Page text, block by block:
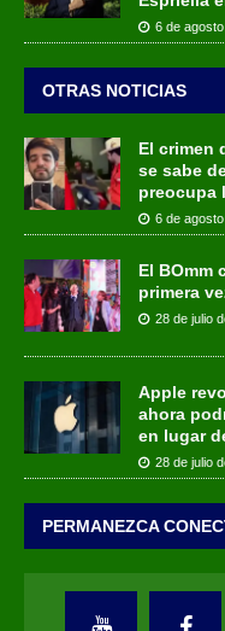
6 de
OTRAS NOTICIAS
El crimen
se sabe
preocupa
6 de
El BOmm
primera
28 de julio
Apple
ahora
en lugar
28 de julio
PERMANEZCA